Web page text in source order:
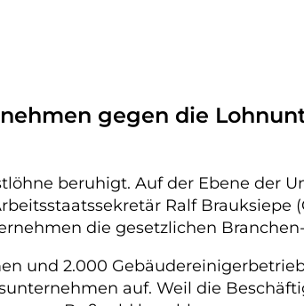
gegen die
beruhigt. Auf der Ebene der
Ralf Brauksiepe
die gesetzlichen
und 2.000
auf. Weil die